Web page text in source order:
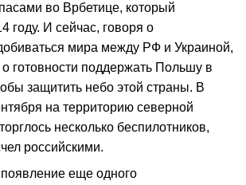
во Врбетице, который
году. И сейчас, говоря о
мира между РФ и Украиной,
готовности поддержать Польшу в
защитить небо этой страны. В
на территорию северной
несколько беспилотников,
российскими.
еще одного